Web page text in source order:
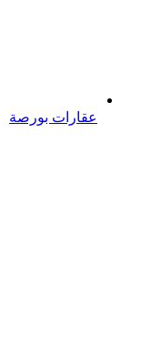
عقارات بورصة